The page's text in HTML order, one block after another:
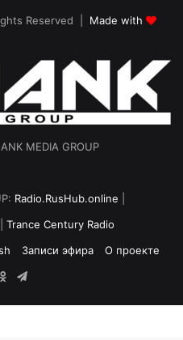
Reserved | Made with
MEDIA GROUP
Radio.RusHub.online
Trance Century Radio
Записи эфира
О проекте
Odnoklassniki
Telegram